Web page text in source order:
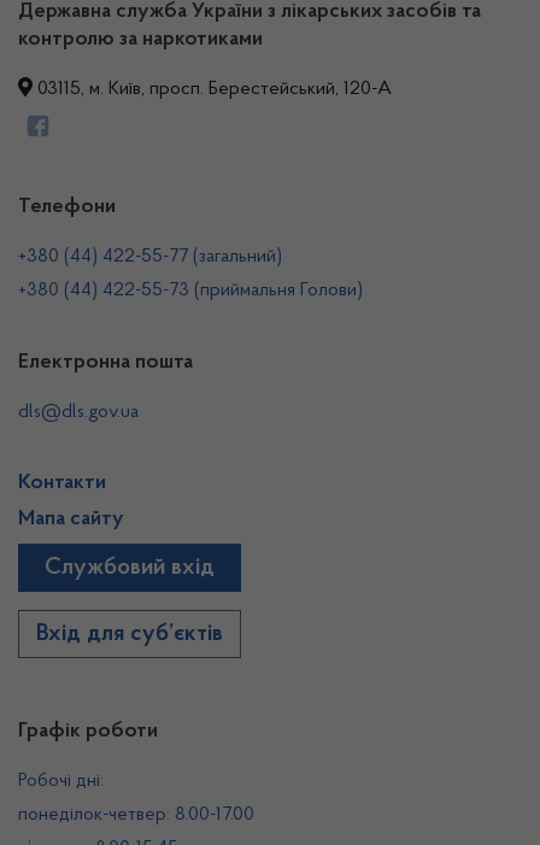
Державна служба України з лікарських засобів та
контролю за наркотиками
03115, м. Київ, просп. Берестейський, 120-А
Графік роботи
Робочі дні:
понеділок-четвер: 8.00-17.00
Телефони
+380 (44) 422-55-77 (загальний)
+380 (44) 422-55-73 (приймальня Голови)
Електронна пошта
dls@dls.gov.ua
Контакти
Мапа сайту
Службовий вхід
Вхід для суб’єктів